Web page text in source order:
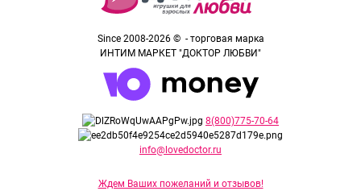
Since 2008-2026 © - торговая марка
ИНТИМ МАРКЕТ "ДОКТОР ЛЮБВИ"
8(800)775-70-64
info@lovedoctor.ru
Ждем Ваших пожеланий и отзывов!